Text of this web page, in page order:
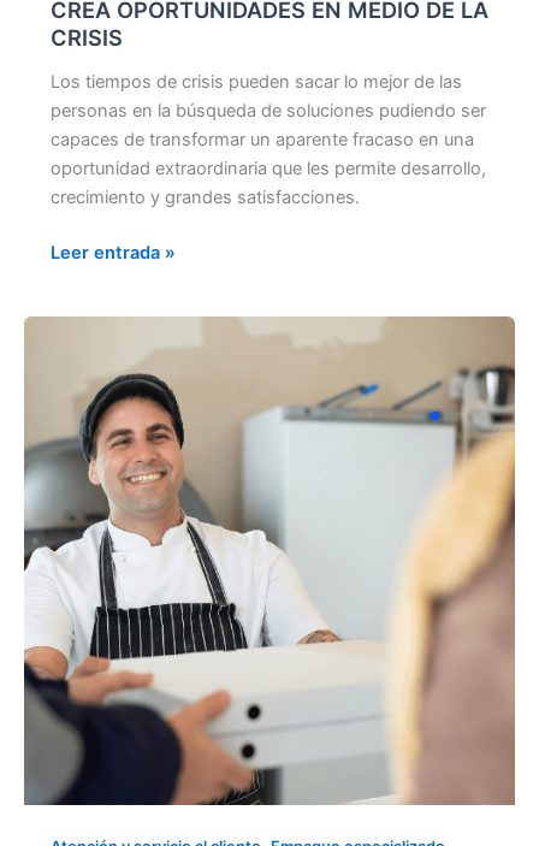
CREA OPORTUNIDADES EN MEDIO DE LA
CRISIS
Los tiempos de crisis pueden sacar lo mejor de las
personas en la búsqueda de soluciones pudiendo ser
capaces de transformar un aparente fracaso en una
oportunidad extraordinaria que les permite desarrollo,
crecimiento y grandes satisfacciones.
Leer entrada »
HÁBITOS
DE
CONSUMO:
COMIDA
RÁPIDA
Y
SOSTENIBILIDAD